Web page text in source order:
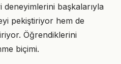
başkalarıyla
pekiştiriyor hem de
Öğrendiklerini
biçimi.